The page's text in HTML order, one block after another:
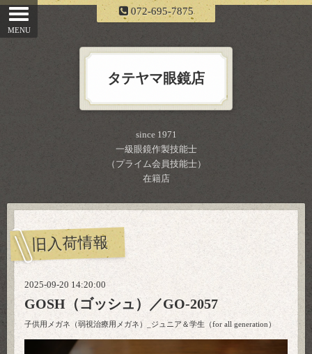
072-695-7875
タテヤマ眼鏡店
since 1971
一級眼鏡作製技能士
（プライム会員技能士）
在籍店
旧入荷情報
2025-09-20 14:20:00
GOSH（ゴッシュ）／GO-2057
子供用メガネ（弱視治療用メガネ）_ジュニア＆学生（for all generation）